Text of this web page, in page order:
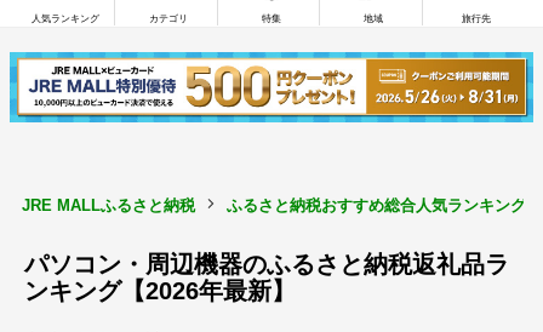
人気ランキング カテゴリ 特集 地域 旅行先
JRE MALLふるさと納税 ふるさと納税おすすめ総合人気ランキング
パソコン・周辺機器のふるさと納税返礼品ラ
ンキング【2026年最新】